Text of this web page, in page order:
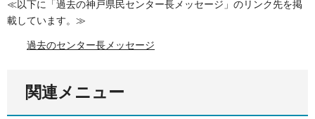
≪以下に「過去の神戸県民センター長メッセージ」のリンク先を掲
載しています。≫
過去のセンター長メッセージ
関連メニュー